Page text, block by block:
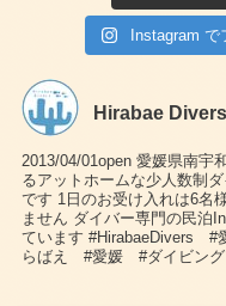
Instagram で
Hirabae Divers
2013/04/01open 愛媛県南宇
るアットホームな少人数制
です 1日のお受け入れは6名
ません ダイバー専門の民泊
ています #HirabaeDivers
らばえ #愛媛 #ダイビング